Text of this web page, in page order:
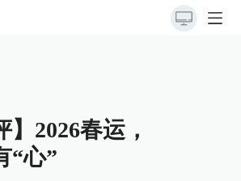
】2026春运，
“心”